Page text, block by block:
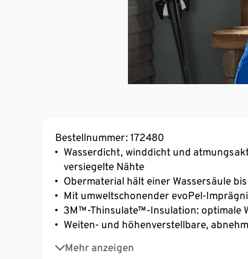
Bestellnummer: 172480
Wasserdicht, winddicht und
versiegelte Nähte
Obermaterial hält einer Wassersäule
Mit umweltschonender evoPel-
3M™-Thinsulate™-Insulation: optimale
Weiten- und höhenverstellbare,
Mehr anzeigen
Stehkragen und Rückenpartie mit
Wasserdichter Schneefang mit